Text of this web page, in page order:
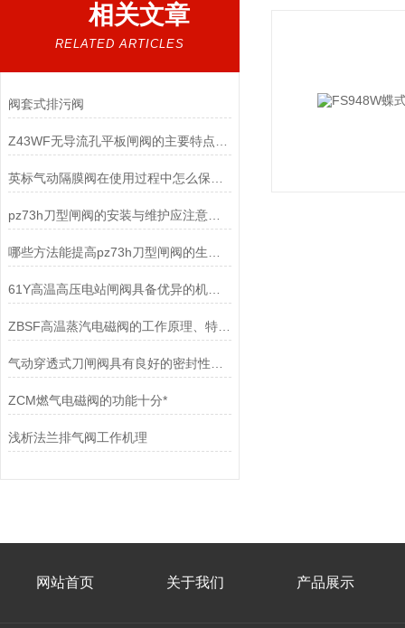
相关文章
RELATED ARTICLES
阀套式排污阀
pz73h刀型闸阀的安装与维护应注意以下事项
61Y高温高压电站闸阀具备优异的机械性能和耐蚀性
ZBSF高温蒸汽电磁阀的工作原理、特点和应用途径
ZCM燃气电磁阀的功能十分*
浅析法兰排气阀工作机理
网站首页 关于我们 产品展示